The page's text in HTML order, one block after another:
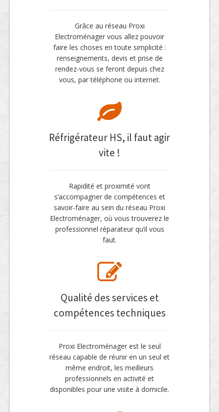
Grâce au réseau Proxi
Electroménager vous allez pouvoir
faire les choses en toute simplicité :
renseignements, devis et prise de
rendez-vous se feront depuis chez
vous, par téléphone ou internet.
Réfrigérateur HS, il faut agir
vite !
Rapidité et proximité vont
s’accompagner de compétences et
savoir-faire au sein du réseau Proxi
Electroménager, où vous trouverez le
professionnel réparateur qu’il vous
faut.
Qualité des services et
compétences techniques
Proxi Electroménager est le seul
réseau capable de réunir en un seul et
même endroit, les meilleurs
professionnels en activité et
disponibles pour une visite à domicile.